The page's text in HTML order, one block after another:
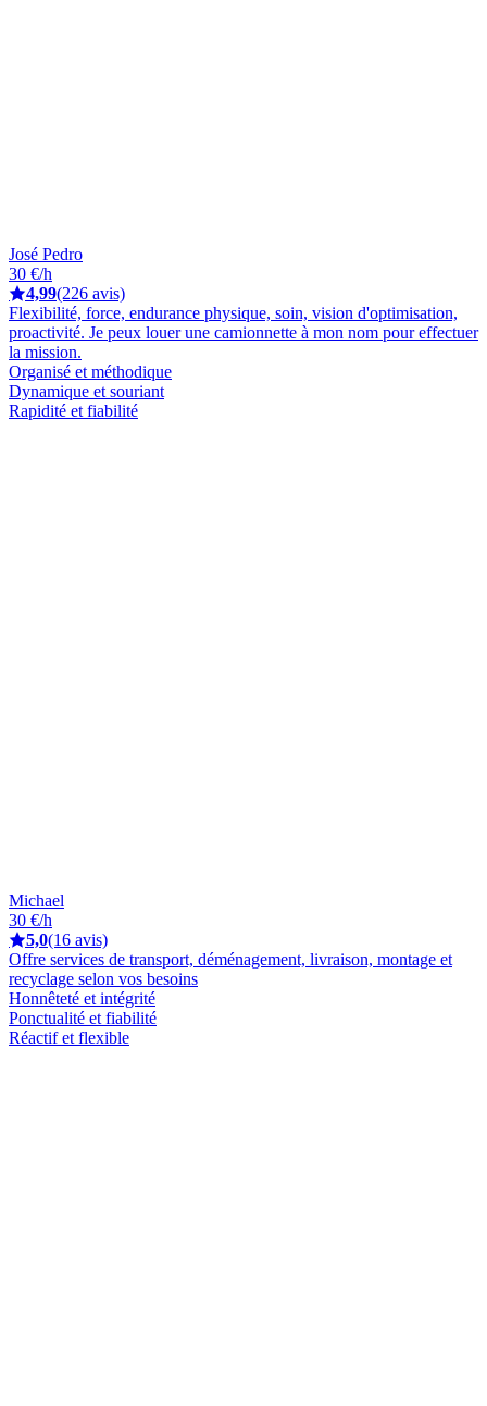
José Pedro
30 €/h
4,99(226 avis)
Flexibilité, force, endurance physique, soin, vision d'optimisation,
proactivité. Je peux louer une camionnette à mon nom pour effectuer
la mission.
Organisé et méthodique
Dynamique et souriant
Rapidité et fiabilité
Michael
30 €/h
5,0(16 avis)
Offre services de transport, déménagement, livraison, montage et
recyclage selon vos besoins
Honnêteté et intégrité
Ponctualité et fiabilité
Réactif et flexible